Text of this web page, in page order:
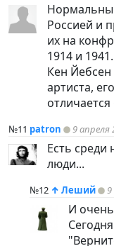
Россией и
их на
1914 и
Кен Йебсен
артиста,
№11 patron 9 апреля
Есть
люди...
№12 ↑ Леший 9
И